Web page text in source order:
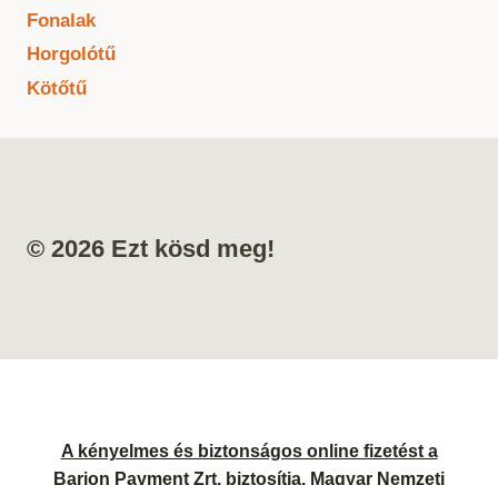
Fonalak
Horgolótű
Kötőtű
© 2026 Ezt kösd meg!
A kényelmes és biztonságos online fizetést a
Barion Payment Zrt. biztosítja. Magyar Nemzeti